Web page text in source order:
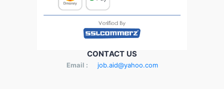
CONTACT US
Email : job.aid@yahoo.com